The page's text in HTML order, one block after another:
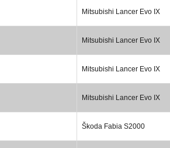
Mitsubishi Lancer Evo IX
Mitsubishi Lancer Evo IX
Mitsubishi Lancer Evo IX
Mitsubishi Lancer Evo IX
Škoda Fabia S2000